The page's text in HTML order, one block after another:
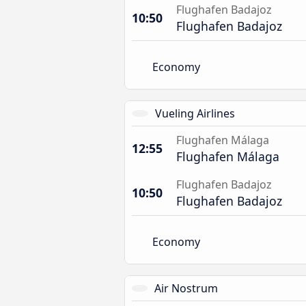
10:50 Flughafen Badajoz
Flughafen Badajoz
Economy
Vueling Airlines
12:55 Flughafen Málaga
Flughafen Málaga
10:50 Flughafen Badajoz
Flughafen Badajoz
Economy
Air Nostrum